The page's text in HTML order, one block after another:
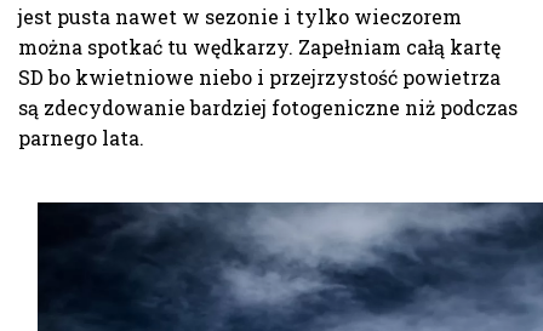
jest pusta nawet w sezonie i tylko wieczorem
można spotkać tu wędkarzy. Zapełniam całą kartę
SD bo kwietniowe niebo i przejrzystość powietrza
są zdecydowanie bardziej fotogeniczne niż podczas
parnego lata.